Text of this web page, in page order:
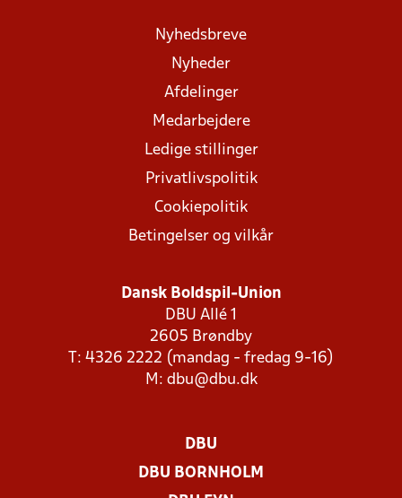
Nyhedsbreve
Nyheder
Afdelinger
Medarbejdere
Ledige stillinger
Privatlivspolitik
Cookiepolitik
Betingelser og vilkår
Dansk Boldspil-Union
DBU Allé 1
2605 Brøndby
T: 4326 2222 (mandag - fredag 9-16)
M: dbu@dbu.dk
DBU
DBU BORNHOLM